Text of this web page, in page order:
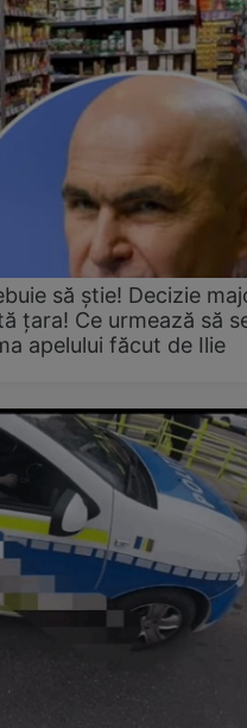
să știe! Decizie
țara! Ce urmează să
apelului făcut de Ilie